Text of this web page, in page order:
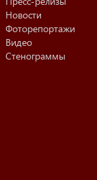
Новости
Фоторепортажи
Видео
Стенограммы